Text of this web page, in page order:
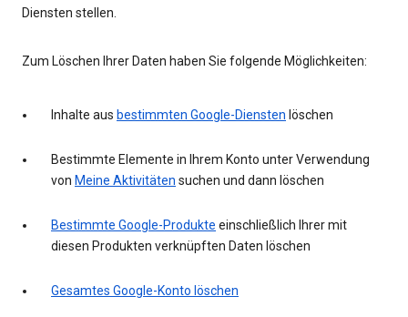
Diensten stellen.
Zum Löschen Ihrer Daten haben Sie folgende Möglichkeiten:
Inhalte aus bestimmten Google-Diensten löschen
Bestimmte Elemente in Ihrem Konto unter Verwendung
von Meine Aktivitäten suchen und dann löschen
Bestimmte Google-Produkte einschließlich Ihrer mit
diesen Produkten verknüpften Daten löschen
Gesamtes Google-Konto löschen